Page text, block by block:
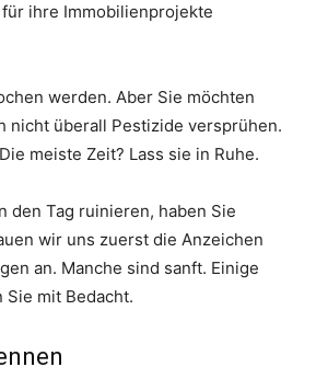
ihre Immobilienprojekte
werden. Aber Sie möchten
nicht überall Pestizide versprühen.
meiste Zeit? Lass sie in Ruhe.
den Tag ruinieren, haben Sie
wir uns zuerst die Anzeichen
an. Manche sind sanft. Einige
Sie mit Bedacht.